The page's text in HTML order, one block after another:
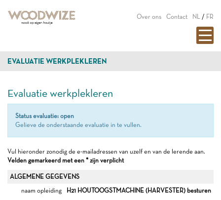
Over ons Contact NL / FR
EVALUATIE WERKPLEKLEREN
Evaluatie werkplekleren
Status evaluatie: open
Gelieve de onderstaande evaluatie in te vullen.
Vul hieronder zonodig de e-mailadressen van uzelf en van de lerende aan.
Velden gemarkeerd met een * zijn verplicht
ALGEMENE GEGEVENS
naam opleiding
H21 HOUTOOGSTMACHINE (HARVESTER) besturen